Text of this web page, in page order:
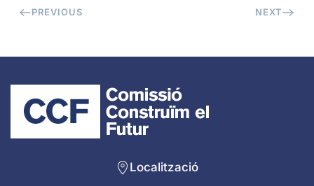
PREVIOUS NEXT
Localització